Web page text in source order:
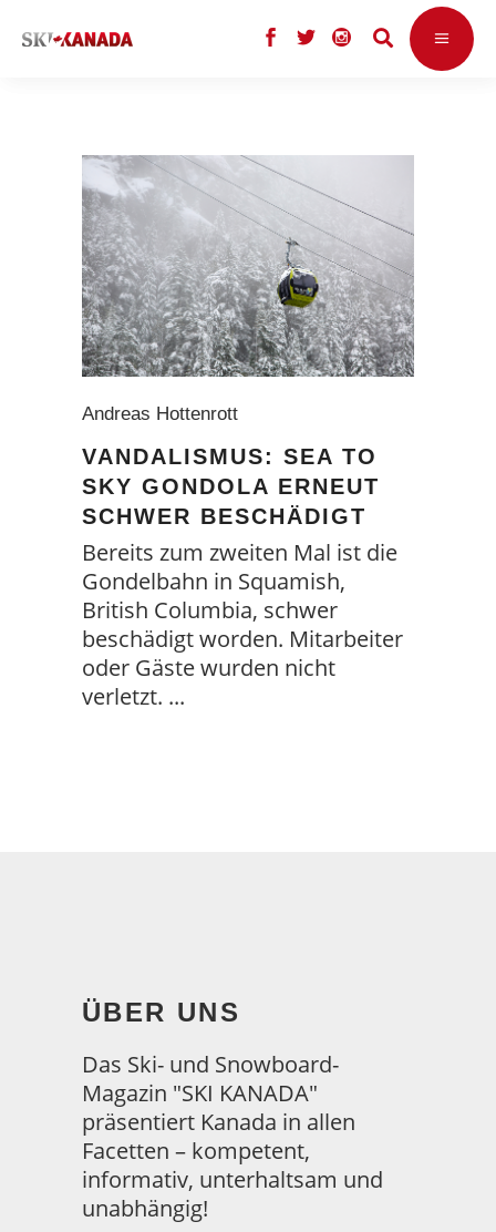
Andreas Hottenrott
VANDALISMUS: SEA TO
SKY GONDOLA ERNEUT
SCHWER BESCHÄDIGT
Bereits zum zweiten Mal ist die
Gondelbahn in Squamish,
British Columbia, schwer
beschädigt worden. Mitarbeiter
oder Gäste wurden nicht
verletzt.
ÜBER UNS
Das Ski- und Snowboard-
Magazin "SKI KANADA"
präsentiert Kanada in allen
Facetten – kompetent,
informativ, unterhaltsam und
unabhängig!